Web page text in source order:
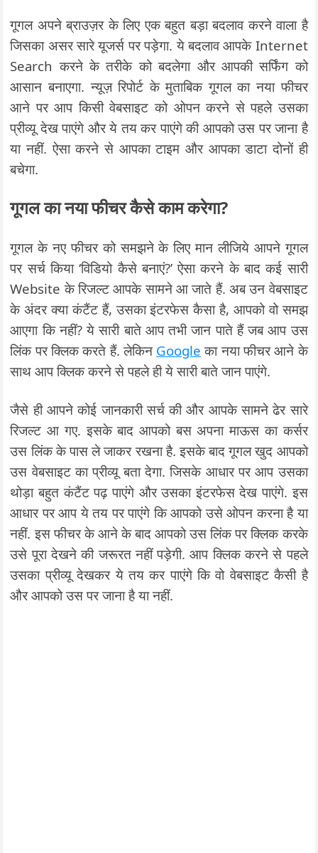
गूगल अपने ब्राउज़र के लिए एक बहुत बड़ा बदलाव करने वाला है
जिसका असर सारे यूजर्स पर पड़ेगा. ये बदलाव आपके Internet
Search करने के तरीके को बदलेगा और आपकी सर्फिंग को
आसान बनाएगा. न्यूज़ रिपोर्ट के मुताबिक गूगल का नया फीचर
आने पर आप किसी वेबसाइट को ओपन करने से पहले उसका
प्रीव्यू देख पाएंगे और ये तय कर पाएंगे की आपको उस पर जाना है
या नहीं. ऐसा करने से आपका टाइम और आपका डाटा दोनों ही
बचेगा.
गूगल का नया फीचर कैसे काम करेगा?
गूगल के नए फीचर को समझने के लिए मान लीजिये आपने गूगल
पर सर्च किया ‘विडियो कैसे बनाएं?’ ऐसा करने के बाद कई सारी
Website के रिजल्ट आपके सामने आ जाते हैं. अब उन वेबसाइट
के अंदर क्या कंटैंट हैं, उसका इंटरफेस कैसा है, आपको वो समझ
आएगा कि नहीं? ये सारी बाते आप तभी जान पाते हैं जब आप उस
लिंक पर क्लिक करते हैं. लेकिन Google का नया फीचर आने के
साथ आप क्लिक करने से पहले ही ये सारी बाते जान पाएंगे.
जैसे ही आपने कोई जानकारी सर्च की और आपके सामने ढेर सारे
रिजल्ट आ गए. इसके बाद आपको बस अपना माऊस का कर्सर
उस लिंक के पास ले जाकर रखना है. इसके बाद गूगल खुद आपको
उस वेबसाइट का प्रीव्यू बता देगा. जिसके आधार पर आप उसका
थोड़ा बहुत कंटैंट पढ़ पाएंगे और उसका इंटरफेस देख पाएंगे. इस
आधार पर आप ये तय पर पाएंगे कि आपको उसे ओपन करना है या
नहीं. इस फीचर के आने के बाद आपको उस लिंक पर क्लिक करके
उसे पूरा देखने की जरूरत नहीं पड़ेगी. आप क्लिक करने से पहले
उसका प्रीव्यू देखकर ये तय कर पाएंगे कि वो वेबसाइट कैसी है
और आपको उस पर जाना है या नहीं.